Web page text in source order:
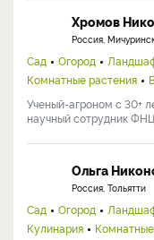
Хромов
Россия,
Сад Огород
Комнатные растения
Ученый-агроном с 30+
научный сотрудник ФНЦ
Ольга
Россия, Тольятти
Сад Огород
Кулинария